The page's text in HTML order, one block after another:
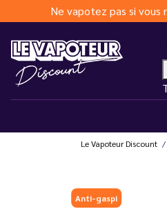
Ne vapotez pas si vous
Le Vapoteur Discount
Anti-gaspi